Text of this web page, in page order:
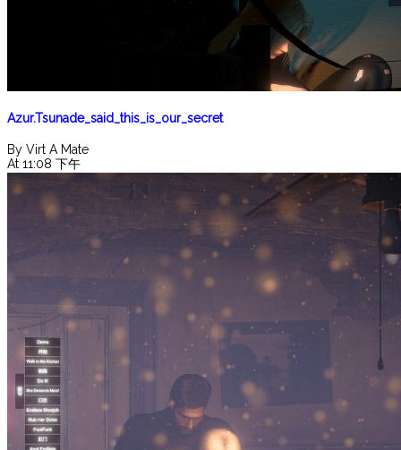
Azur.Tsunade_said_this_is_our_secret
By Virt A Mate
At 11:08 下午